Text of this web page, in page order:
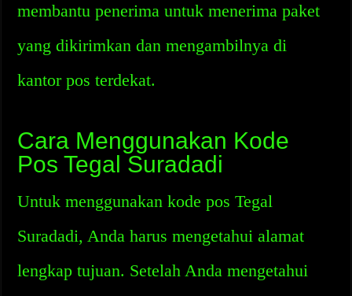
membantu penerima untuk menerima paket
yang dikirimkan dan mengambilnya di
kantor pos terdekat.
Cara Menggunakan Kode
Pos Tegal Suradadi
Untuk menggunakan kode pos Tegal
Suradadi, Anda harus mengetahui alamat
lengkap tujuan. Setelah Anda mengetahui